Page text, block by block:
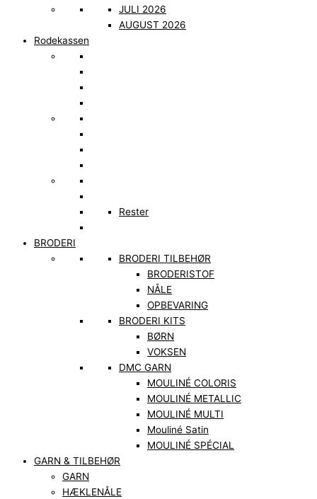
JULI 2026
AUGUST 2026
Rodekassen
Rester
BRODERI
BRODERI TILBEHØR
BRODERISTOF
NÅLE
OPBEVARING
BRODERI KITS
BØRN
VOKSEN
DMC GARN
MOULINÉ COLORIS
MOULINÉ METALLIC
MOULINÉ MULTI
Mouliné Satin
MOULINÉ SPÉCIAL
GARN & TILBEHØR
GARN
HÆKLENÅLE